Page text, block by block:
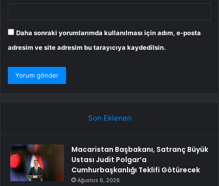
Daha sonraki yorumlarımda kullanılması için adım, e-posta
adresim ve site adresim bu tarayıcıya kaydedilsin.
Son Eklenen
Macaristan Başbakanı, Satranç Büyük
Ustası Judit Polgar’a
Cumhurbaşkanlığı Teklifi Götürecek
Ağustos 6, 2026